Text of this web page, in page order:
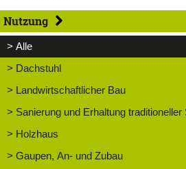
Nutzung
> Alle
> Dachstuhl
> Landwirtschaftlicher Bau
> Sanierung und Erhaltung traditioneller
> Holzhaus
> Gaupen, An- und Zubau